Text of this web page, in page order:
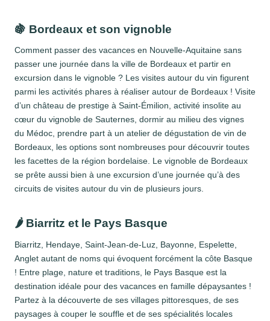
🍇 Bordeaux et son vignoble
Comment passer des vacances en Nouvelle-Aquitaine sans
passer une journée dans la ville de Bordeaux et partir en
excursion dans le vignoble ? Les visites autour du vin figurent
parmi les activités phares à réaliser autour de Bordeaux ! Visite
d’un château de prestige à Saint-Émilion, activité insolite au
cœur du vignoble de Sauternes, dormir au milieu des vignes
du Médoc, prendre part à un atelier de dégustation de vin de
Bordeaux, les options sont nombreuses pour découvrir toutes
les facettes de la région bordelaise. Le vignoble de Bordeaux
se prête aussi bien à une excursion d’une journée qu’à des
circuits de visites autour du vin de plusieurs jours.
🌶️ Biarritz et le Pays Basque
Biarritz, Hendaye, Saint-Jean-de-Luz, Bayonne, Espelette,
Anglet autant de noms qui évoquent forcément la côte Basque
! Entre plage, nature et traditions, le Pays Basque est la
destination idéale pour des vacances en famille dépaysantes !
Partez à la découverte de ses villages pittoresques, de ses
paysages à couper le souffle et de ses spécialités locales